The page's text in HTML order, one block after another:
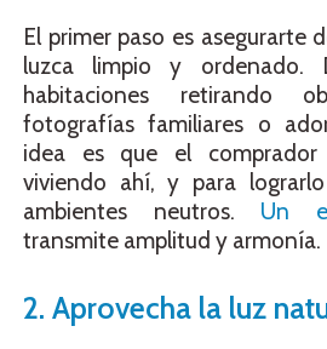
El primer paso es asegurarte
luzca limpio y ordenado.
habitaciones retirando
fotografías familiares o
idea es que el comprador
viviendo ahí, y para
ambientes neutros. Un
transmite amplitud y armonía.
2. Aprovecha la luz